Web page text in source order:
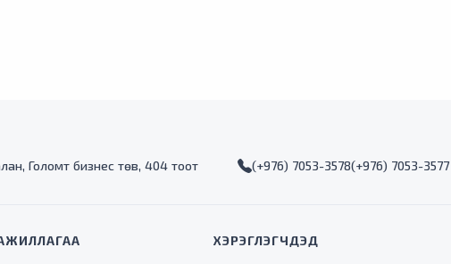
Голомт бизнес төв, 404 тоот (+976) 7053-3578(+976) 7053-3577
ХЭРЭГЛЭГЧДЭД